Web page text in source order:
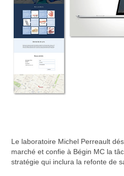
Le laboratoire Michel Perreault
marché et confie à Bégin MC la
stratégie qui inclura la refonte de